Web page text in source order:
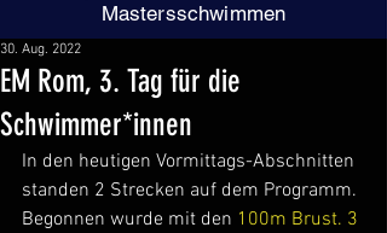
Mastersschwimmen
EM Rom, 3. Tag für die
Schwimmer*innen
30. Aug. 2022
In den heutigen Vormittags-Abschnitten
standen 2 Strecken auf dem Programm.
Begonnen wurde mit den 100m Brust. 3